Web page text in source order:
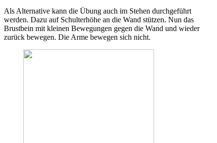
Als Alternative kann die Übung auch im Stehen durchgeführt
werden. Dazu auf Schulterhöhe an die Wand stützen. Nun das
Brustbein mit kleinen Bewegungen gegen die Wand und wieder
zurück bewegen. Die Arme bewegen sich nicht.